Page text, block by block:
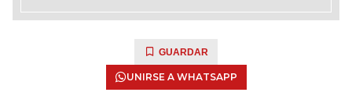
GUARDAR
UNIRSE A WHATSAPP